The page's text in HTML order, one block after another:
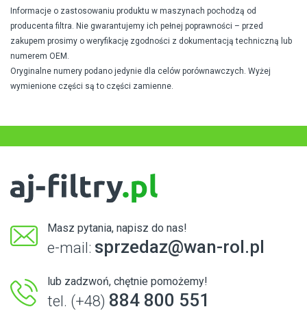
Informacje o zastosowaniu produktu w maszynach pochodzą od
producenta filtra. Nie gwarantujemy ich pełnej poprawności – przed
zakupem prosimy o weryfikację zgodności z dokumentacją techniczną lub
numerem OEM.
Oryginalne numery podano jedynie dla celów porównawczych. Wyżej
wymienione części są to części zamienne.
Masz pytania, napisz do nas!
e-mail: sprzedaz@wan-rol.pl
lub zadzwoń, chętnie pomożemy!
tel. (+48) 884 800 551